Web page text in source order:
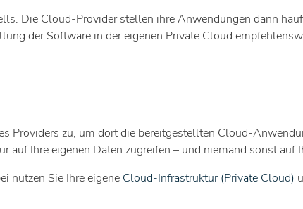
Die Cloud-Provider stellen ihre Anwendungen dann
der Software in der eigenen Private Cloud
Providers zu, um dort die bereitgestellten Cloud-
Ihre eigenen Daten zugreifen – und niemand sonst auf
nutzen Sie Ihre eigene Cloud-Infrastruktur (Private Cloud)